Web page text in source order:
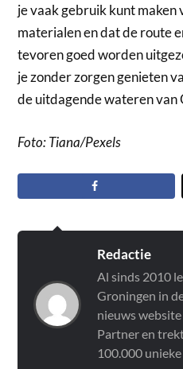
je vaak gebruik kunt maken
materialen en dat de route
tevoren goed worden
je zonder zorgen genieten
de uitdagende wateren van
Foto: Tiana/Pexels
Redactie
Al sinds 2010
Groningen in
nieuws
Partner en
100.000